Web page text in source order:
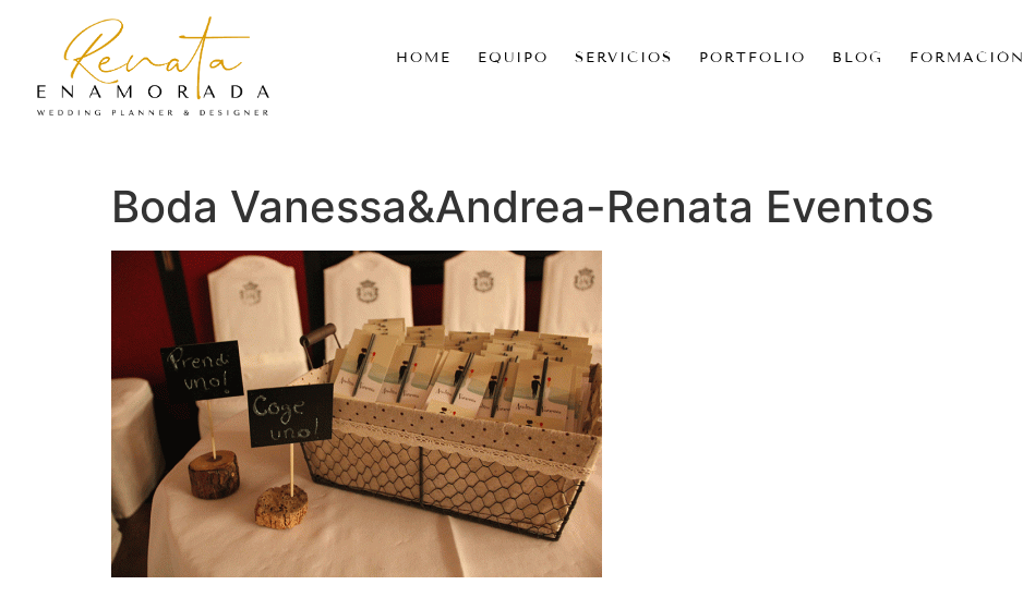
HOME EQUIPO SERVICIOS PORTFOLIO BLOG FORMACIÓN
Boda Vanessa&Andrea-Renata Eventos